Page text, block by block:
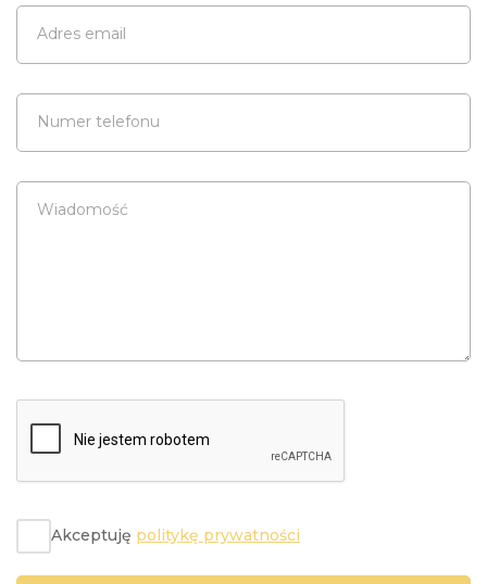
Adres email
Numer telefonu
Wiadomość
Akceptuję politykę prywatności